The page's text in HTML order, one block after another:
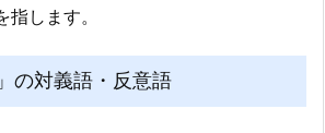
指します。
の対義語・反意語